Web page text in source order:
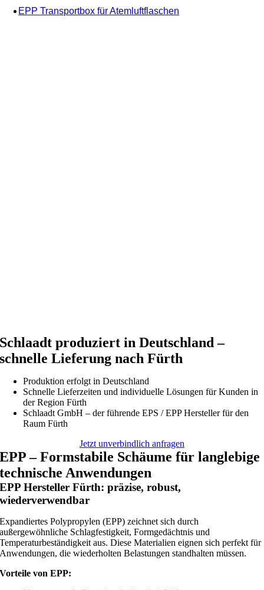
EPP Transportbox für Atemluftflaschen
Schlaadt produziert in Deutschland –
schnelle Lieferung nach Fürth
Produktion erfolgt in Deutschland
Schnelle Lieferzeiten und individuelle Lösungen für Kunden in
der Region Fürth
Schlaadt GmbH – der führende EPS / EPP Hersteller für den
Raum Fürth
Jetzt unverbindlich anfragen
EPP – Formstabile Schäume für langlebige
technische Anwendungen
EPP Hersteller Fürth: präzise, robust,
wiederverwendbar
Expandiertes Polypropylen (EPP) zeichnet sich durch
außergewöhnliche Schlagfestigkeit, Formgedächtnis und
Temperaturbeständigkeit aus. Diese Materialien eignen sich perfekt für
Anwendungen, die wiederholten Belastungen standhalten müssen.
Vorteile von EPP: